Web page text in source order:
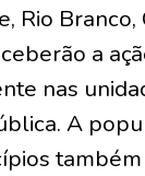
Rio
a
nas
A